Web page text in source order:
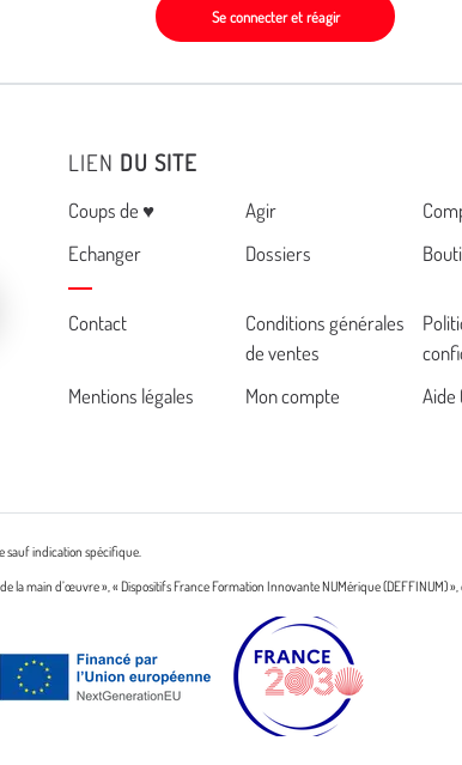
Se connecter et réagir
LIEN DU SITE
Menu
Coups de ♥ Agir
Echanger
Dossiers
Cemea
footer
Contact
Conditions générales
de ventes
Mentions légales
Mon compte Aide
sauf indication spécifique.
la main d’œuvre », « Dispositifs France Formation Innovante NUMérique (DEFFINUM)